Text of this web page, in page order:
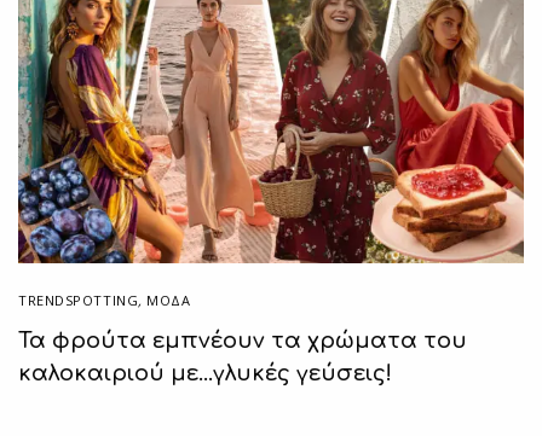
TRENDSPOTTING, ΜΟΔΑ
Τα φρούτα εμπνέουν τα χρώματα του
καλοκαιριού με…γλυκές γεύσεις!